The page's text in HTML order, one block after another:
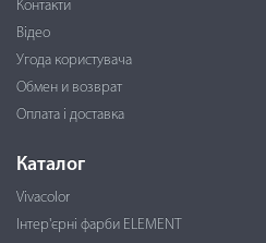
Контакти
Відео
Угода користувача
Обмен и возврат
Оплата і доставка
Каталог
Vivacolor
Інтер'єрні фарби ELEMENT